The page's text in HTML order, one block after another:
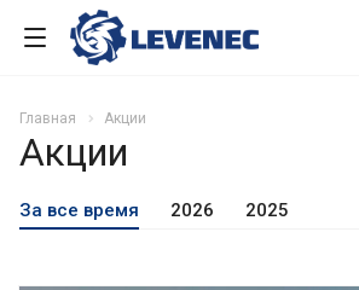
Главная Акции
Акции
За все время 2026 2025